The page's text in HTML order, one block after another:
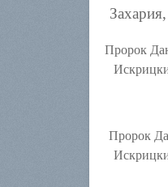
Пророк
Пророк